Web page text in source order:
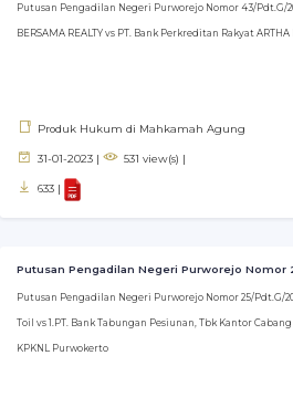
Putusan Pengadilan Negeri Purworejo Nomor 43/Pdt.G/
BERSAMA REALTY vs PT. Bank Perkreditan Rakyat ARTHA
Produk Hukum di Mahkamah Agung
31-01-2023 | 531 view(s) |
633 |
Putusan Pengadilan Negeri Purworejo Nomor
Putusan Pengadilan Negeri Purworejo Nomor 25/Pdt.G/
Toil vs 1.PT. Bank Tabungan Pesiunan, Tbk Kantor
KPKNL Purwokerto